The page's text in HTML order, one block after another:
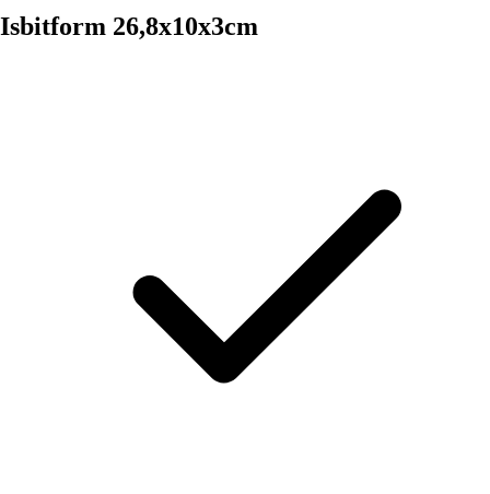
Isbitform 26,8x10x3cm